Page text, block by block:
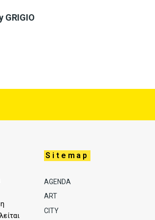
GRIGIO
Sitemap
AGENDA
ART
CITY